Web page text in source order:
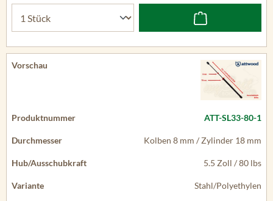
ATT-SL33-80-1
Kolben 8 mm / Zylinder 18 mm
5.5 Zoll / 80 lbs
Stahl/Polyethylen